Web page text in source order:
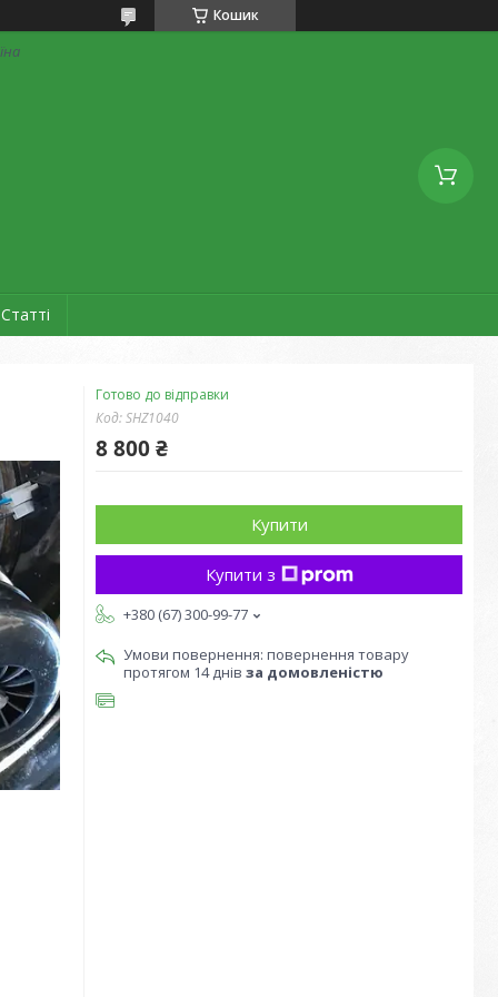
Кошик
Статті
Готово до відправки
Код:SHZ1040
8 800 ₴
Купити
Купити з
+380 (67) 300-99-77
повернення товару
протягом 14 днів за домовленістю